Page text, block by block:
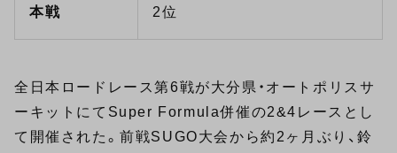
本戦 2位
全日本ロードレース第6戦が大分県・オートポリスサ
ーキットにてSuper Formula併催の2&4レースとし
て開催された。前戦SUGO大会から約2ヶ月ぶり、鈴